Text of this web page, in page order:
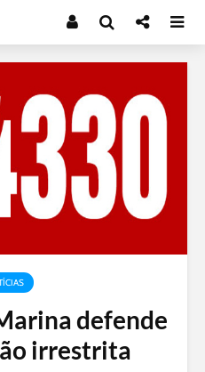
defende
irrestrita